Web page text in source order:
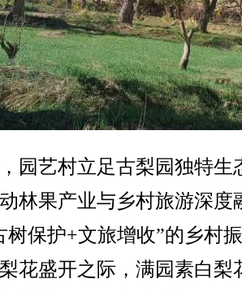
艺村立足古梨园独特生
林果产业与乡村旅游深度
树保护+文旅增收”的乡村
花盛开之际，满园素白梨